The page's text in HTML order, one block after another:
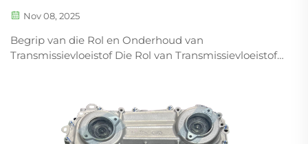
Nov 08, 2025
Begrip van die Rol en Onderhoud van
Transmissievloeistof Die Rol van Transmissievloeistof
komponent in outomatiese transmissies, en verrig
talle belangrike take gelyktydig...